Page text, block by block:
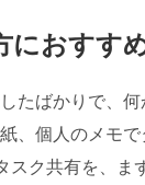
におすす
したばかりで、
紙、個人のメモ
スク共有を、